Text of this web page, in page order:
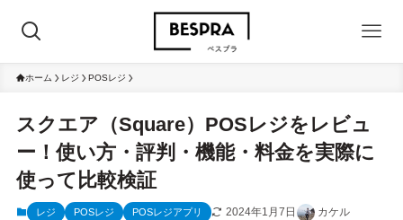
ホーム レジ POSレジ
スクエア（Square）POSレジをレビュ
ー！使い方・評判・機能・料金を実際に
使って比較検証
レジ POSレジ POSレジアプリ 2024年1月7日 カケル